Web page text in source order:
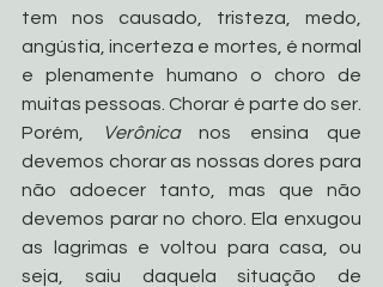
tem nos causado, tristeza, medo,
angústia, incerteza e mortes, é normal
e plenamente humano o choro de
muitas pessoas. Chorar é parte do ser.
Porém,
Verônica nos ensina que
devemos chorar as nossas dores para
não adoecer tanto, mas que não
devemos parar no choro. Ela enxugou
as lagrimas e voltou para casa, ou
seja, saiu daquela situação de